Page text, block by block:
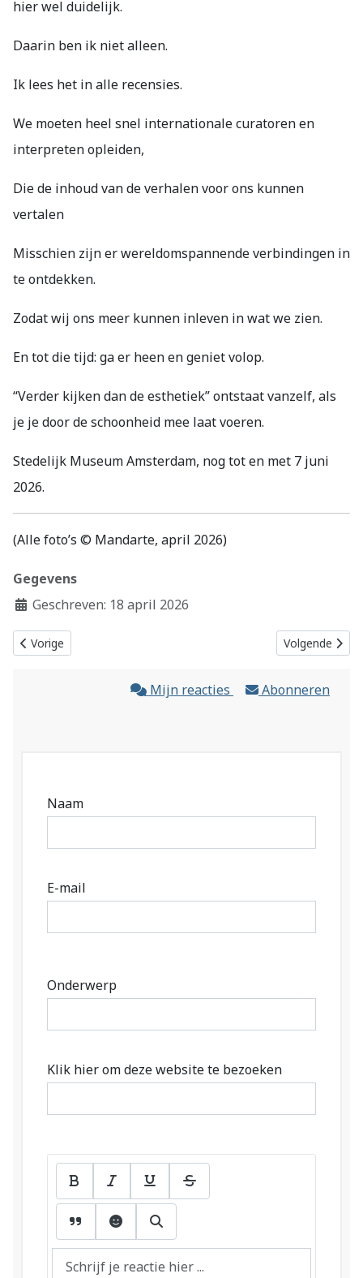
hier wel duidelijk.
Daarin ben ik niet alleen.
Ik lees het in alle recensies.
We moeten heel snel internationale curatoren en
interpreten opleiden,
Die de inhoud van de verhalen voor ons kunnen
vertalen
Misschien zijn er wereldomspannende verbindingen in
te ontdekken.
Zodat wij ons meer kunnen inleven in wat we zien.
En tot die tijd: ga er heen en geniet volop.
“Verder kijken dan de esthetiek” ontstaat vanzelf, als
je je door de schoonheid mee laat voeren.
Stedelijk Museum Amsterdam, nog tot en met 7 juni
2026.
(Alle foto’s © Mandarte, april 2026)
Gegevens
Geschreven: 18 april 2026
Vorig artikel: Willem Harbers op de KunstRAI 2026
Vorige Volgende
Volgende
Mijn reacties Abonneren
Naam
E-mail
Onderwerp
Klik hier om deze website te bezoeken